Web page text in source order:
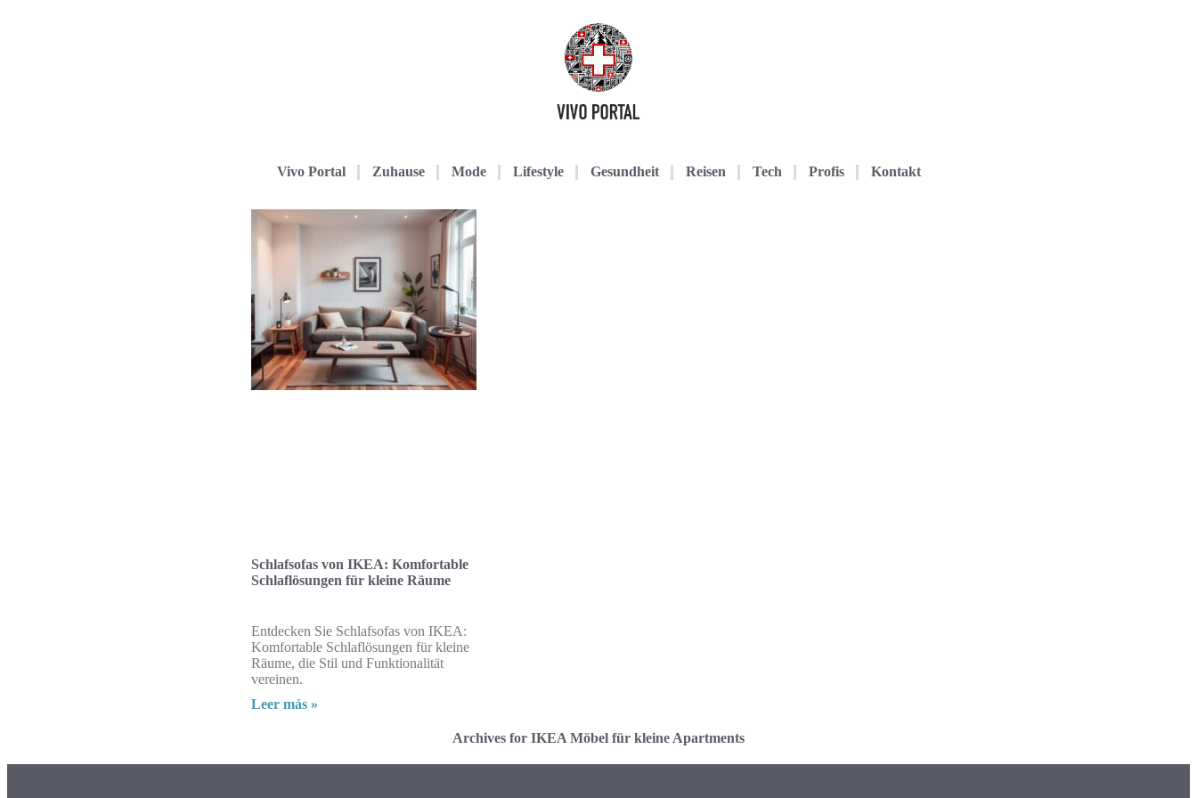
Vivo Portal Zuhause Mode Lifestyle Gesundheit Reisen Tech Profis Kontakt
Schlafsofas von IKEA: Komfortable
Schlaflösungen für kleine Räume
Entdecken Sie Schlafsofas von IKEA:
Komfortable Schlaflösungen für kleine
Räume, die Stil und Funktionalität
vereinen.
Leer más »
Archives for IKEA Möbel für kleine Apartments